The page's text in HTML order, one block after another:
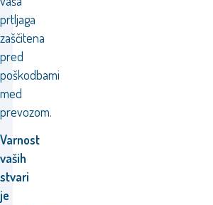
prtljaga
zaščitena
pred
poškodbami
med
prevozom.
Varnost
vaših
stvari
je